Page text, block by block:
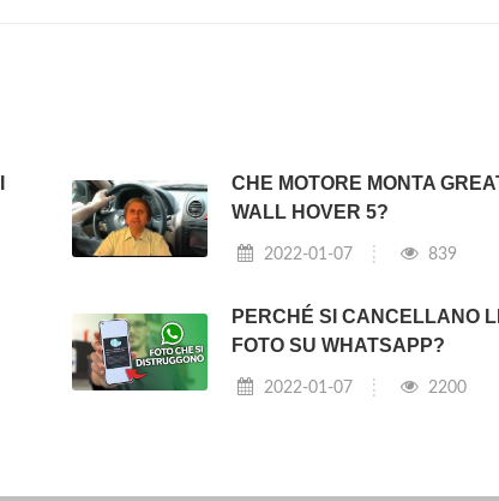
CHE MOTORE MONTA
WALL HOVER 5?
2022-01-07 839
PERCHÉ SI CANCELLANO
FOTO SU WHATSAPP?
2022-01-07 2200